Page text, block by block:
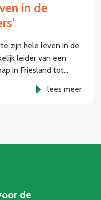
in de
zijn hele leven in de
leider van een
in Friesland tot…
lees meer
de